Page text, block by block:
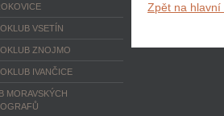
VSETÍN
ZNOJMO
IVANČICE
MORAVSKÝCH
Zpět na hlavní